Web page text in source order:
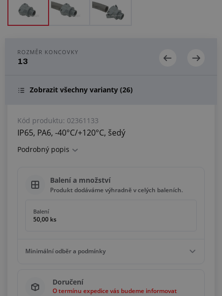
ROZMĚR KONCOVKY
13
Zobrazit všechny varianty (26)
Kód produktu: 02361133
IP65, PA6, -40°C/+120°C, šedý
Podrobný popis
Balení a množství
Produkt dodáváme výhradně v celých baleních.
Balení
50,00 ks
Minimální odběr a podmínky
50,00 ksDoručení
O termínu expedice vás budeme informovat